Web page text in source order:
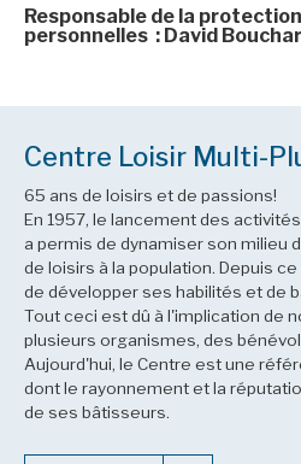
Responsable de la
personnelles : David
Centre Loisir Multi-
65 ans de loisirs et de passions!
En 1957, le lancement des
a permis de dynamiser son milieu
de loisirs à la population. Depuis
de développer ses habilités et de
Tout ceci est dû à l'implication de
plusieurs organismes, des
Aujourd'hui, le Centre est une
dont le rayonnement et la
de ses bâtisseurs.